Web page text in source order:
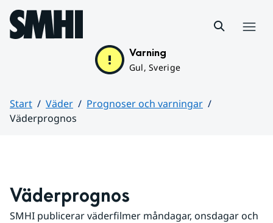
Hoppa till sidans innehåll
Varning
Gul, Sverige
Start Väder
Prognoser och varningar
Väderprognos
Väderprognos
SMHI publicerar väderfilmer måndagar, onsdagar och